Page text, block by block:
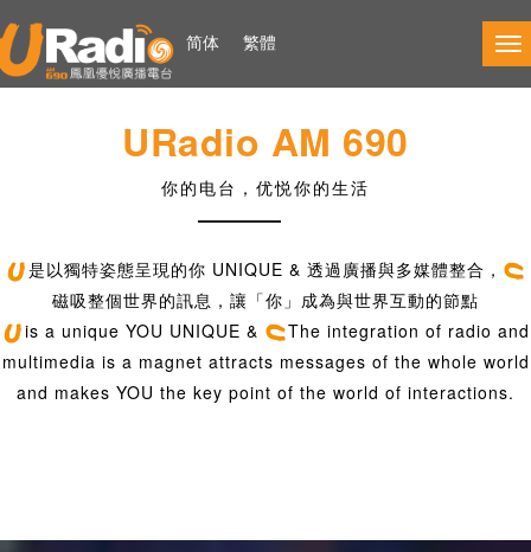
简体 繁體
URadio AM 690
你的电台，优悦你的生活
是以獨特姿態呈現的你 UNIQUE & 透過廣播與多媒體整合，
磁吸整個世界的訊息，讓「你」成為與世界互動的節點
is a unique YOU UNIQUE &
The integration of radio and
multimedia is a magnet attracts messages of the whole world
and makes YOU the key point of the world of interactions.